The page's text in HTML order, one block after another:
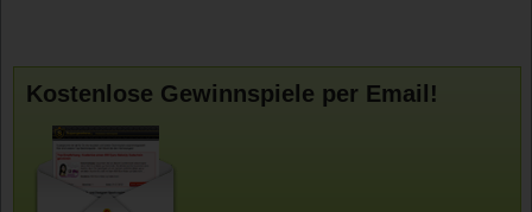
Kostenlose Gewinnspiele per Email!